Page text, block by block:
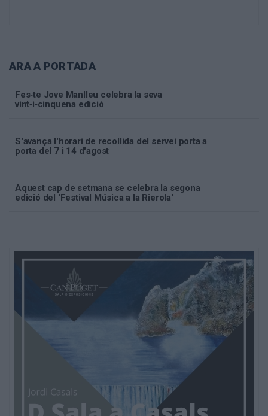
ARA A PORTADA
Fes‑te Jove Manlleu celebra la seva
vint‑i‑cinquena edició
S'avança l'horari de recollida del servei porta a
porta del 7 i 14 d'agost
Aquest cap de setmana se celebra la segona
edició del 'Festival Música a la Rierola'